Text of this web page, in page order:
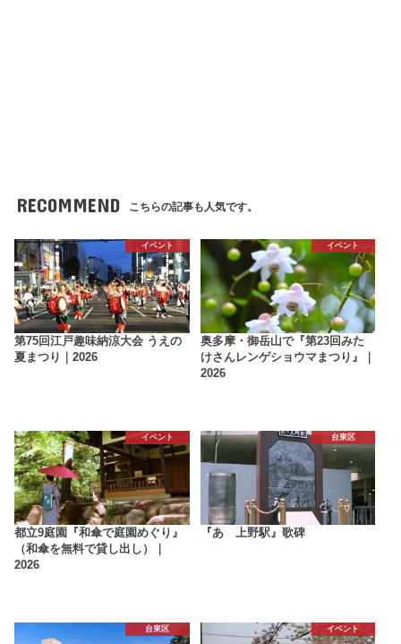
RECOMMEND こちらの記事も人気です。
イベント
第75回江戸趣味納涼大会 うえの
夏まつり｜2026
イベント
奥多摩・御岳山で『第23回みた
けさんレンゲショウマまつり』｜
2026
イベント
都立9庭園『和傘で庭園めぐり』
（和傘を無料で貸し出し）｜
2026
台東区
『あゝ上野駅』歌碑
台東区 イベント